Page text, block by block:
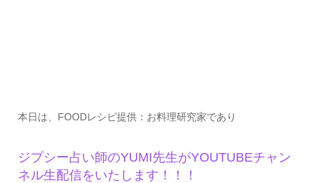
本日は、FOODレシピ提供：お料理研究家であり
ジプシー占い師のYUMI先生がYOUTUBEチャン
ネル生配信をいたします！！！